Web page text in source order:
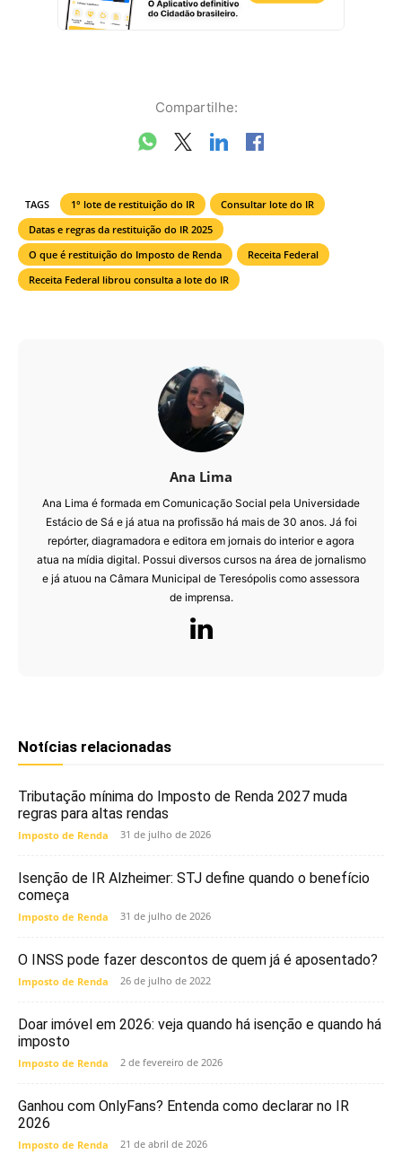
Compartilhe:
TAGS 1° lote de restituição do IR
Consultar lote do IR
Datas e regras da restituição do IR 2025
O que é restituição do Imposto de Renda
Receita Federal
Receita Federal librou consulta a lote do IR
Ana Lima
Ana Lima é formada em Comunicação Social pela Universidade
Estácio de Sá e já atua na profissão há mais de 30 anos. Já foi
repórter, diagramadora e editora em jornais do interior e agora
atua na mídia digital. Possui diversos cursos na área de jornalismo
e já atuou na Câmara Municipal de Teresópolis como assessora
de imprensa.
Notícias relacionadas
Tributação mínima do Imposto de Renda 2027 muda
regras para altas rendas
Imposto de Renda 31 de julho de 2026
Isenção de IR Alzheimer: STJ define quando o benefício
começa
Imposto de Renda 31 de julho de 2026
O INSS pode fazer descontos de quem já é aposentado?
Imposto de Renda 26 de julho de 2022
Doar imóvel em 2026: veja quando há isenção e quando há
imposto
Imposto de Renda 2 de fevereiro de 2026
Ganhou com OnlyFans? Entenda como declarar no IR
2026
Imposto de Renda 21 de abril de 2026